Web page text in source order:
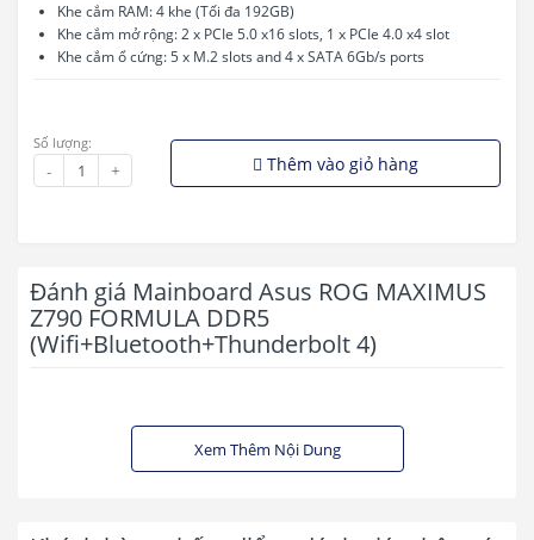
Khe cắm RAM: 4 khe (Tối đa 192GB)
Khe cắm mở rộng: 2 x PCIe 5.0 x16 slots, 1 x PCIe 4.0 x4 slot
Khe cắm ổ cứng: 5 x M.2 slots and 4 x SATA 6Gb/s ports
Số lượng:
- + Thêm vào giỏ hàng
Đánh giá Mainboard Asus ROG MAXIMUS
Z790 FORMULA DDR5
(Wifi+Bluetooth+Thunderbolt 4)
Xem Thêm Nội Dung